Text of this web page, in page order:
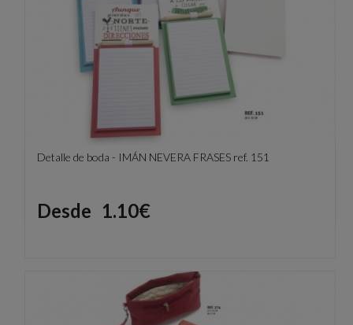
Detalle de boda - IMÁN NEVERA FRASES ref. 151
Precio
Desde 1.10€